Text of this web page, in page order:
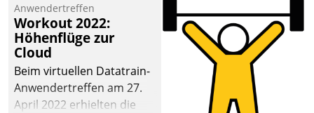
Anwendertreffen
Workout 2022:
Höhenflüge zur
Cloud
Beim virtuellen Datatrain-
Anwendertreffen am 27.
April 2022 erhielten die